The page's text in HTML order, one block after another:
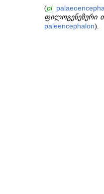
(pl
ფილოგენეზური
paleencephalon).